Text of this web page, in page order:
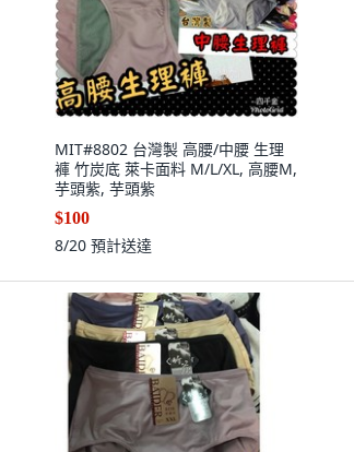
MIT#8802 台灣製 高腰/中腰 生理
褲 竹炭底 萊卡面料 M/L/XL, 高腰M,
芋頭紫, 芋頭紫
$100
8/20 預計送達